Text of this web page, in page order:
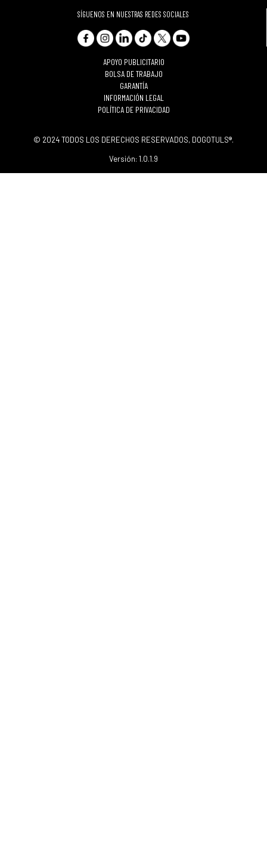
SÍGUENOS EN NUESTRAS REDES SOCIALES
APOYO PUBLICITARIO
BOLSA DE TRABAJO
GARANTÍA
INFORMACIÓN LEGAL
POLÍTICA DE PRIVACIDAD
© 2024 TODOS LOS DERECHOS RESERVADOS, DOGOTULS®.
Versión: 1.0.1.9